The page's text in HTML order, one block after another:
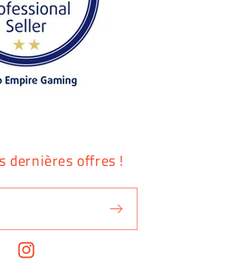
dernières offres !
Instagram